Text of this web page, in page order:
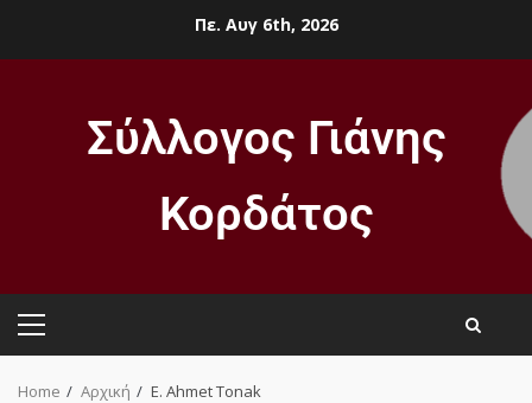
Πε. Αυγ 6th, 2026
Σύλλογος Γιάνης
Κορδάτος
Home Αρχική E. Ahmet Tonak